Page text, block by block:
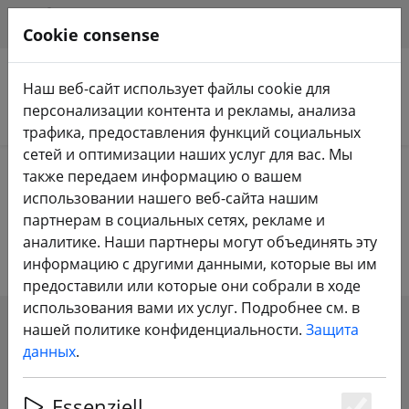
Поиск продуктов
Home FPV дроны Микро RTF и BNF
Микро RTF и BNF
SHOW FILTERS
Cookie consense
Наш веб-сайт использует файлы cookie для
персонализации контента и рекламы, анализа
трафика, предоставления функций социальных
сетей и оптимизации наших услуг для вас. Мы
также передаем информацию о вашем
использовании нашего веб-сайта нашим
партнерам в социальных сетях, рекламе и
аналитике. Наши партнеры могут объединять эту
информацию с другими данными, которые вы им
предоставили или которые они собрали в ходе
использования вами их услуг. Подробнее см. в
нашей политике конфиденциальности. Защита
данных.